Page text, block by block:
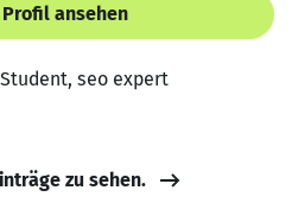
Profil ansehen
seo expert
zu sehen.